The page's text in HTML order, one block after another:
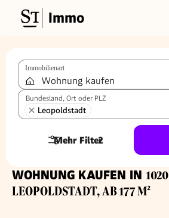
Immo
Immobilienart
Bundesland, Ort oder PLZ
Leopoldstadt
Mehr Filter
2
WOHNUNG KAUFEN IN 1020
LEOPOLDSTADT, AB 177 M²